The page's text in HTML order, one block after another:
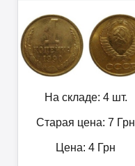
На складе: 4 шт.
Старая цена: 7 Грн
Цена: 4 Грн